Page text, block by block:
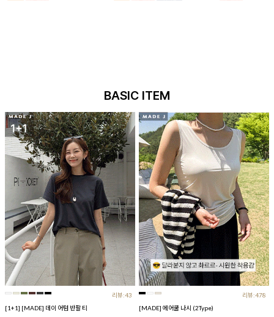
BASIC ITEM
리뷰:43
[1+1] [MADE] 데이 어텀 반팔 티
리뷰:478
[MADE] 에어쿨 나시 (2Type)